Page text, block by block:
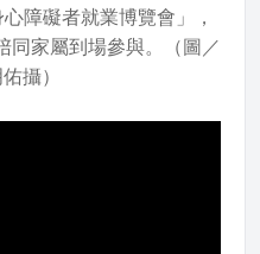
障礙者就業博覽會」，
家屬到場參與。（圖／
攝）